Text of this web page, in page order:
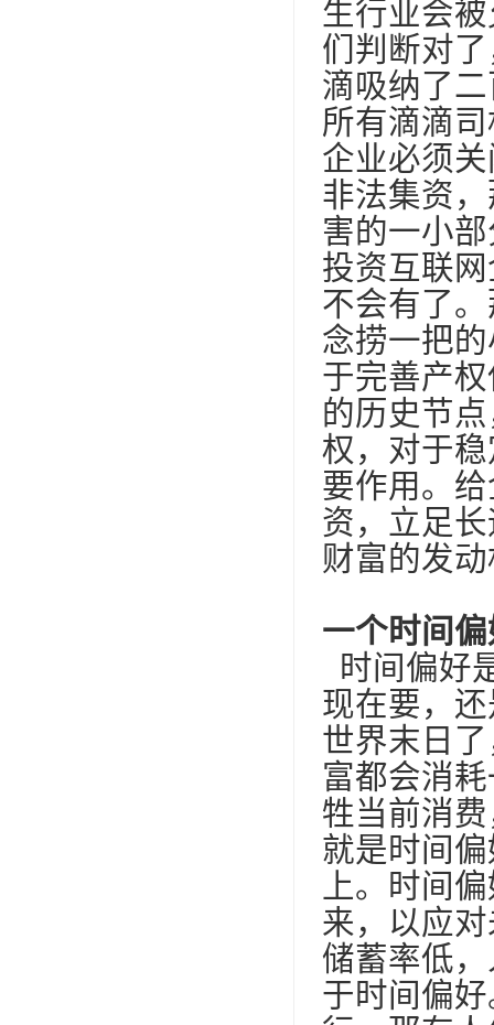
生行业会
们判断对
滴吸纳了
所有滴滴
企业必须
非法集资
害的一小
投资互联
不会有了
念捞一把
于完善产
的历史节
权，对于
要作用。
资，立足
财富的发
一个时间
时间偏好
现在要，
世界末日
富都会消
牲当前消
就是时间
上。时间
来，以应
储蓄率低
于时间偏